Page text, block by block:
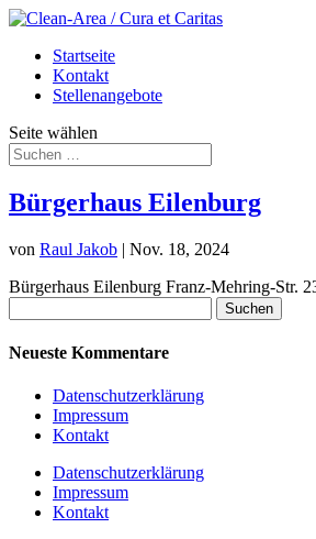
Startseite
Kontakt
Stellenangebote
Seite wählen
Bürgerhaus Eilenburg
von Raul Jakob | Nov. 18, 2024
Bürgerhaus Eilenburg Franz-Mehring-Str.
nach:
Neueste Kommentare
Datenschutzerklärung
Impressum
Kontakt
Datenschutzerklärung
Impressum
Kontakt